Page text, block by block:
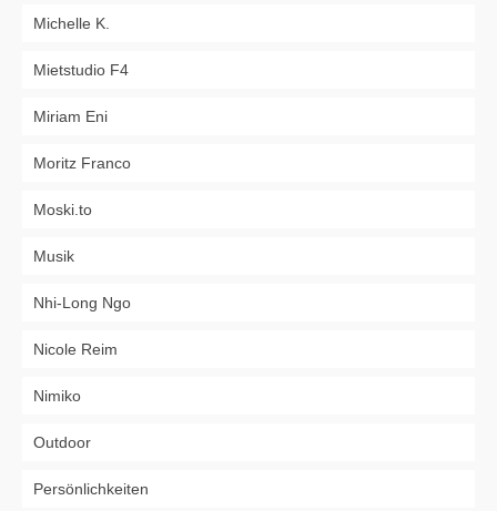
Michelle K.
Mietstudio F4
Miriam Eni
Moritz Franco
Moski.to
Musik
Nhi-Long Ngo
Nicole Reim
Nimiko
Outdoor
Persönlichkeiten